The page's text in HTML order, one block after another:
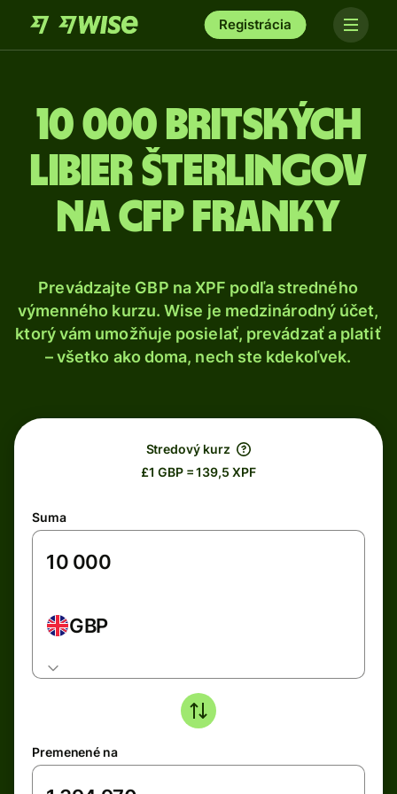
Registrácia
10 000 Britských
libier šterlingov
na CFP franky
Prevádzajte GBP na XPF podľa stredného
výmenného kurzu. Wise je medzinárodný účet,
ktorý vám umožňuje posielať, prevádzať a platiť
– všetko ako doma, nech ste kdekoľvek.
Stredový kurz
£1 GBP = 139,5 XPF
Suma
GBP
Premenené na